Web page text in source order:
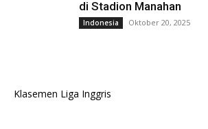
di Stadion Manahan
Indonesia Oktober 20, 2025
Klasemen Liga Inggris